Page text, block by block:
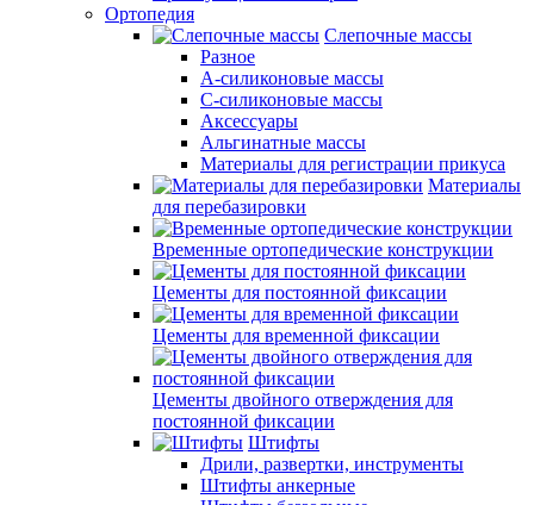
Ортопедия
Слепочные массы
Разное
А-силиконовые массы
С-силиконовые массы
Аксессуары
Альгинатные массы
Материалы для регистрации прикуса
Материалы
для перебазировки
Временные ортопедические конструкции
Цементы для постоянной фиксации
Цементы для временной фиксации
Цементы двойного отверждения для
постоянной фиксации
Штифты
Дрили, развертки, инструменты
Штифты анкерные